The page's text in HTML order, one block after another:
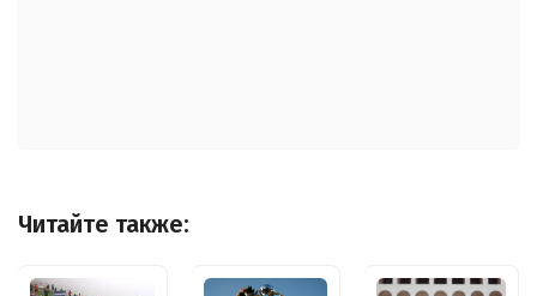
Читайте также: